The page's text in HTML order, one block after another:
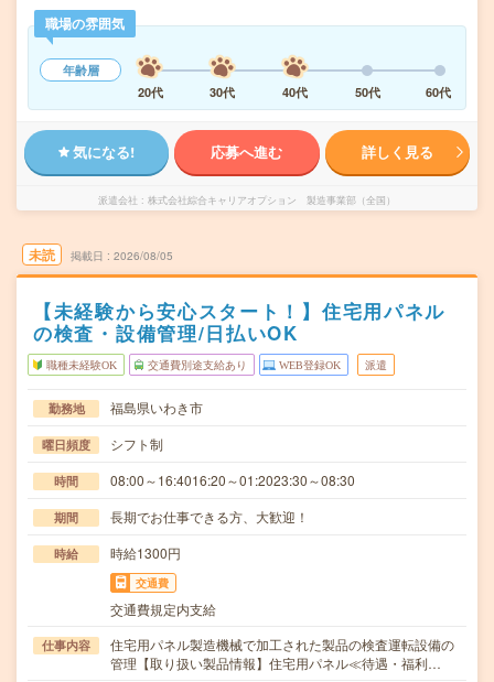
職場の雰囲気
年齢層
20代
30代 40代 50代 60代
気になる! 応募へ進む 詳しく見る
派遣会社 株式会社綜合キャリアオプション 製造事業部（全国）
未読 掲載日 2026/08/05
【未経験から安心スタート！】住宅用パネル
の検査・設備管理/日払いOK
職種未経験OK 交通費別途支給あり WEB登録OK 派遣
勤務地 福島県いわき市
曜日頻度 シフト制
時間 08:00～16:4016:20～01:2023:30～08:30
期間 長期でお仕事できる方、大歓迎！
時給 時給1300円
交通費
交通費規定内支給
仕事内容
住宅用パネル製造機械で加工された製品の検査運転設備の
管理【取り扱い製品情報】住宅用パネル≪待遇・福利…